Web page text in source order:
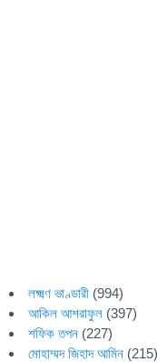
লক্ষ্মণ ভাণ্ডারী (994)
আকিল আশরাফুল (397)
শফিক তপন (227)
মোহাম্মদ জিহাদ আমিন (215)